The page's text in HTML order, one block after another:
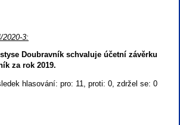
2020-3:
Doubravník schvaluje účetní závěrku
za rok 2019.
hlasování: pro: 11, proti: 0, zdržel se: 0